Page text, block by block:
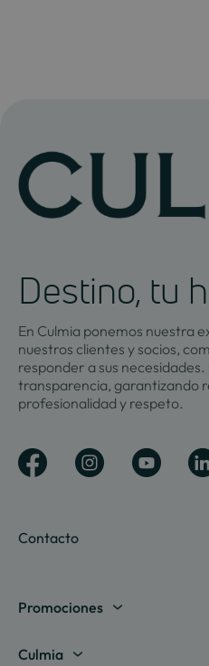
Destino, tu
En Culmia ponemos nuestra
nuestros clientes y socios,
responder a sus
transparencia, garantizando
profesionalidad y respeto.
Contacto
Promociones
Madrid
Culmia